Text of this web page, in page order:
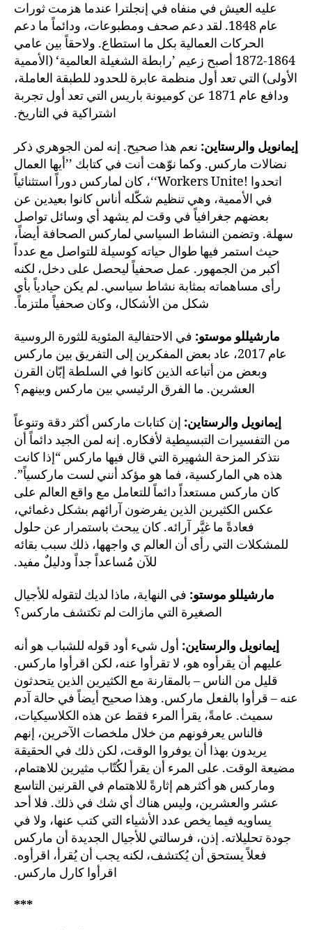
عليه العيش في منفاه في إنجلترا عندما هزمت ثورات
عام 1848. لقد دعم صحف ومطبوعات، ودائماً ما دعم
الحركات العمالية بكل ما استطاع. ولاحقاً بين عامي
1864-1872 أصبح زعيم ’رابطة الشغيلة العالمية‘ (الأممية
الأولى) التي تعد أول منظمة عابرة للحدود للطبقة العاملة،
ودافع عام 1871 عن كوميونة باريس التي تعد أول تجربة
اشتراكية في التاريخ.
إيمانويل والرستاين: نعم هذا صحيح. إنه لمن الجوهري ذكر
نضالات ماركس. وكما نوّهت أنت في كتابك ’’أيها العمال
اتحدوا !Workers Unite‘‘، كان لماركس دوراً استثنائياً
في الأممية، وهي تنظيم شكّله أناس كانوا بعيدين عن
بعضهم جغرافياً في وقت لم يشهد أي وسائل تواصل
سهلة. وتضمن النشاط السياسي لماركس الصحافة أيضاً،
حيث استمر فيها طوال حياته كوسيلة للتواصل مع عدداً
أكبر من الجمهور. عمل صحفياً ليحصل على دخل، لكنه
رأى مساهماته بمثابة نشاط سياسي. لم يكن حيادياً بأي
شكل من الأشكال، وكان صحفياً ملتزماً.
مارشيللو موستو: في الاحتفالية المئوية للثورة الروسية
عام 2017، عاد بعض المفكرين إلى التفريق بين ماركس
وبعض من أتباعه الذين كانوا في السلطة إبّان القرن
العشرين. ما الفرق الرئيسي بين ماركس وبينهم؟
إيمانويل والرستاين: إن كتابات ماركس أكثر دقة وتنوعاً
من التفسيرات التبسيطية لأفكاره. إنه لمن الجيد دائماً أن
نتذكر المزحة الشهيرة التي قال فيها ماركس “إذا كانت
هذه هي الماركسية، فما هو مؤكد أنني لست ماركسياً”.
كان ماركس مستعداً دائماً للتعامل مع واقع العالم على
عكس الكثيرين الذين يفرضون آرائهم بشكل دغمائي،
فعادةً ما غيَّر آرائه. كان يبحث باستمرار عن حلول
للمشكلات التي رأى أن العالم ي واجهها، ذلك سبب بقائه
للآن مُساعداً جداً ودليلٌ مفيد.
مارشيللو موستو: في النهاية، ماذا لديك لتقوله للأجيال
الصغيرة التي مازالت لم تكتشف ماركس؟
إيمانويل والرستاين: أول شيء أود قوله للشباب هو أنه
عليهم أن يقرأوه هو، لا تقرأوا عنه، لكن اقرأوا ماركس.
قليل من الناس – بالمقارنة مع الكثيرين الذين يتحدثون
عنه – قرأوا بالفعل ماركس. وهذا صحيح أيضاً في حالة آدم
سميث. عامةً، يقرأ المرء فقط عن هذه الكلاسيكيات،
فالناس يعرفونهم من خلال ملخصات الآخرين، إنهم
يريدون بهذا أن يوفروا الوقت، لكن ذلك في الحقيقة
مضيعة الوقت. على المرء أن يقرأ لكُتّاب مثيرين للاهتمام،
وماركس هو أكثرهم إثارةً للاهتمام في القرنين التاسع
عشر والعشرين، وليس هناك أي شك في ذلك. فلا أحد
يساويه فيما يخص عدد الأشياء التي كتب عنها، ولا في
جودة تحليلاته. إذن، فرسالتي للأجيال الجديدة أن ماركس
فعلاً يستحق أن يُكتشف، لكنه يجب أن يُقرأ، اقرأوه.
اقرأوا كارل ماركس.
***